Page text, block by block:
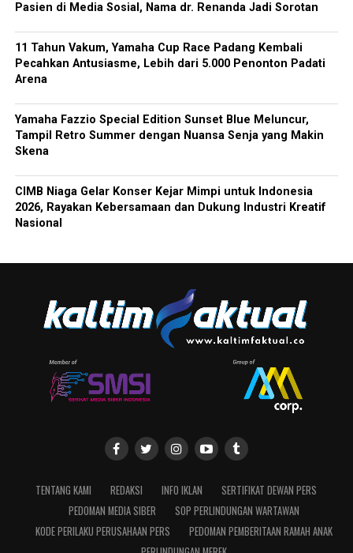
Pasien di Media Sosial, Nama dr. Renanda Jadi Sorotan
11 Tahun Vakum, Yamaha Cup Race Padang Kembali
Pecahkan Antusiasme, Lebih dari 5.000 Penonton Padati
Arena
Yamaha Fazzio Special Edition Sunset Blue Meluncur,
Tampil Retro Summer dengan Nuansa Senja yang Makin
Skena
CIMB Niaga Gelar Konser Kejar Mimpi untuk Indonesia
2026, Rayakan Kebersamaan dan Dukung Industri Kreatif
Nasional
TENTANG KAMI REDAKSI INFO IKLAN
SERTIFIKAT DEWAN PERS
PEDOMAN MEDIA SIBER
SOP PERLINDUNGAN WARTAWAN
KODE PERILAKU PERUSAHAAN PERS
PEDOMAN PEMBERITAAN RAMAH ANAK